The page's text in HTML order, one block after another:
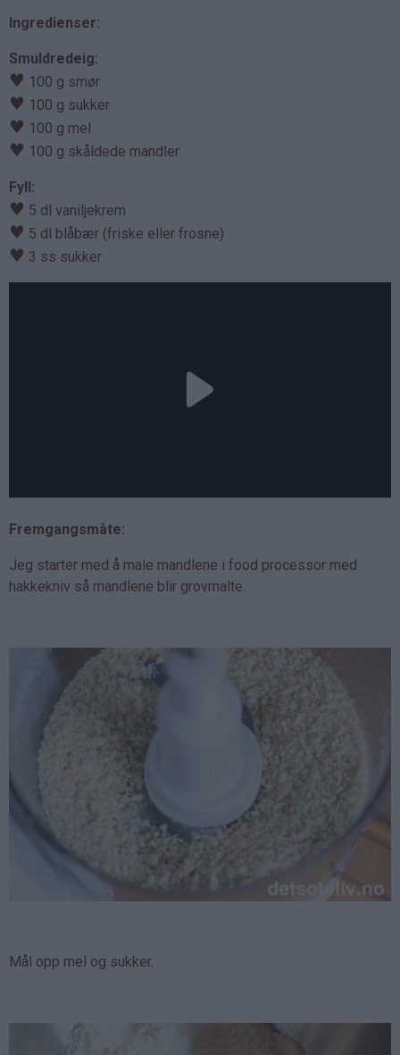
Ingredienser:
Smuldredeig:
♥ 100 g smør
♥ 100 g sukker
♥ 100 g mel
♥ 100 g skåldede mandler
Fyll:
♥ 5 dl vaniljekrem
♥ 5 dl blåbær (friske eller frosne)
♥ 3 ss sukker
Fremgangsmåte:
Jeg starter med å male mandlene i food processor med
hakkekniv så mandlene blir grovmalte.
Mål opp mel og sukker.